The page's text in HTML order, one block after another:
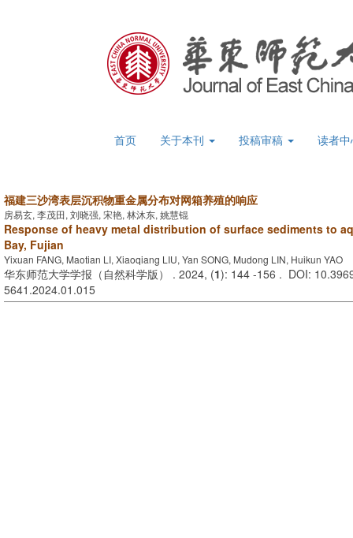
首页 关于本刊 投稿审稿 读者
福建三沙湾表层沉积物重金属分布对网箱养殖的响应
房易玄, 李茂田, 刘晓强, 宋艳, 林沐东, 姚慧锟
Response of heavy metal distribution of surface sediments to
Bay, Fujian
Yixuan FANG, Maotian LI, Xiaoqiang LIU, Yan SONG, Mudong LIN, Huikun YAO
华东师范大学学报（自然科学版） . 2024, (1): 144 -156 . DOI:
5641.2024.01.015